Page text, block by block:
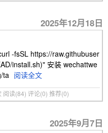
2025年12月18日
-fsSL https://raw.githubuser
install.sh)" 安装 wechattwe
ta 阅读全文
阅读(84) 评论(0) 推荐(0)
2025年9月7日